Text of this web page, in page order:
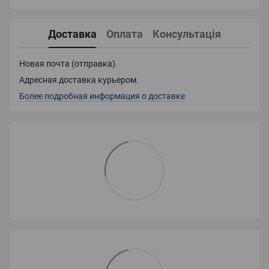
Доставка Оплата Консультація
Новая почта (отправка).
Адресная доставка курьером.
Более подробная информация о доставке